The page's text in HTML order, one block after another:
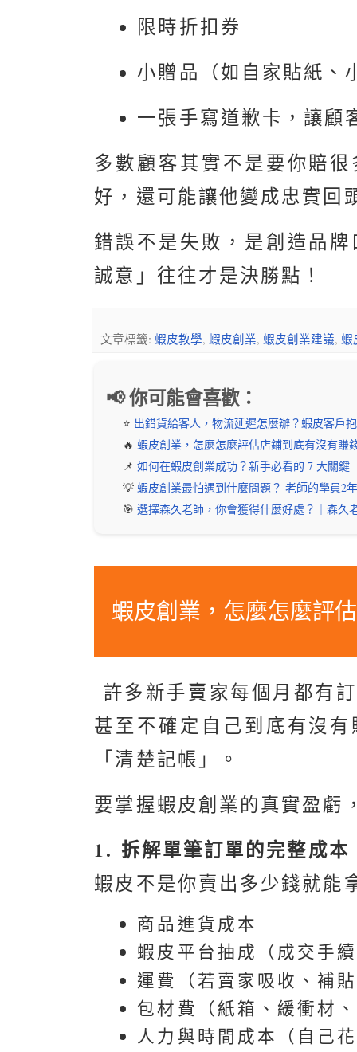
限時折扣券
小贈品（如自家貼紙、
一張手寫道歉卡，讓顧
多數顧客其實不是要你賠
好，還可能讓他變成忠實回
錯誤不是失敗，是創造品
誠意」往往才是決勝點！
文章標籤:蝦皮教學,蝦皮創業,蝦皮創業建議,蝦
📢 你可能會喜歡：
⭐️ 出錯貨給客人，物流延遲怎麼辦？蝦皮客戶
🔥 蝦皮創業，怎麼怎麼評估店鋪到底有沒有賺
📌 如何在蝦皮創業成功？新手必看的 7 大關鍵
💡 蝦皮創業最怕遇到什麼問題？ 老師的學員2
🎯 選擇森久老師，你會獲得什麼好處？｜森久
蝦皮創業，怎麼怎麼評
許多新手賣家每個月都有
甚至不確定自己到底有沒
「清楚記帳」。
要掌握蝦皮創業的真實盈虧
1. 拆解單筆訂單的完整成本
蝦皮不是你賣出多少錢就能
商品進貨成本
蝦皮平台抽成（成交手
運費（若賣家吸收、補
包材費（紙箱、緩衝材
人力與時間成本（自己